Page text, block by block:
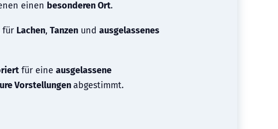
einen besonderen Ort.
für Lachen, Tanzen und ausgelassenes
für eine ausgelassene
Vorstellungenabgestimmt.